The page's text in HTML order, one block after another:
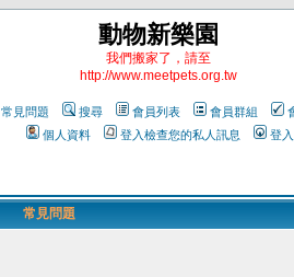
動物新樂園
我們搬家了，請至
http://www.meetpets.org.tw
常見問題 搜尋 會員列表 會員群組
個人資料
登入檢查您的私人訊息 登入
常見問題